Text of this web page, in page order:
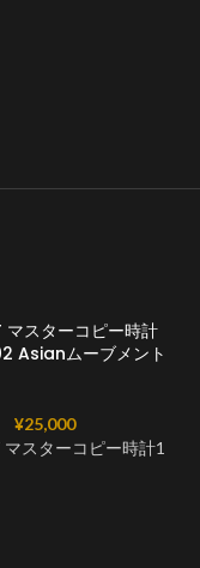
スターコピー時計
Asianムーブメント
¥25,000
スターコピー時計1